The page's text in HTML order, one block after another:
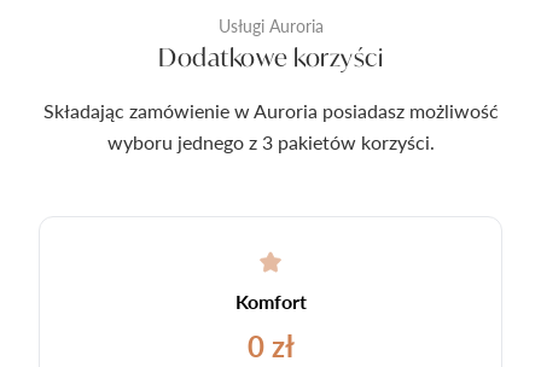
Usługi Auroria
Dodatkowe korzyści
Składając zamówienie w Auroria posiadasz możliwość
wyboru jednego z 3 pakietów korzyści.
Komfort
0 zł